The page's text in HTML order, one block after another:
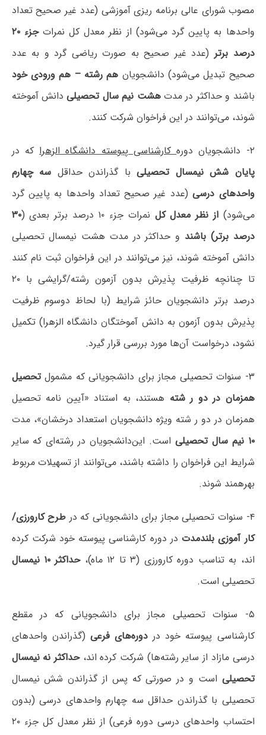
مصوب شورای عالی برنامه ریزی آموزشی (عدد غیر صحیح تعداد
واحدها به پایین گرد می‌شود) از نظر معدل کل نمرات
جزء ۲۰
درصد برتر (عدد غیر صحیح به صورت ریاضی گرد و به عدد
صحیح تبدیل می‌شود) دانشجویان هم رشته – هم ورودی خود
باشند و حداکثر در مدت هشت نیم سال تحصیلی دانش آموخته
شوند، می‌توانند در این فراخوان شرکت کنند.
۲- دانشجویان دوره کارشناسی پیوسته دانشگاه الزهرا که در
پایان شش نیمسال تحصیلی با گذراندن حداقل سه چهارم
واحدهای درسی(عدد غیر صحیح تعداد واحدها به پایین گرد
می‌شود)از نظر معدل کل نمرات جزء ۱۰ درصد برتر بعدی (
۳۰
درصد برتر) باشند و حداکثر در مدت هشت نیمسال تحصیلی
دانش آموخته شوند، نیز می‌توانند در این فراخوان ثبت نام کنند
تا چنانچه ظرفیت پذیرش بدون آزمون رشته/گرایشی با ۲۰
درصد برتر دانشجویان حائز شرایط (با لحاظ دوسوم ظرفیت
پذیرش بدون آزمون به دانش آموختگان دانشگاه الزهرا) تکمیل
نشود، درخواست آن‌ها مورد بررسی قرار گیرد.
۳- سنوات تحصیلی مجاز برای دانشجویانی که مشمول
تحصیل
همزمان در دو ر شته هستند، به استناد «آیین نامه تحصیل
همزمان در دو ر شته ویژه دانشجویان استعداد درخشان»، مدت
۱۰ نیم سال تحصیلی
است. این‌دانشجویان در رشته‌ای که سایر
شرایط این فراخوان را داشته باشند، می‌توانند از تسهیلات مربوط
بهرهمند شوند.
۴- سنوات تحصیلی مجاز برای دانشجویانی که در
طرح کارورزی/
کار آموزی بلندمدتدر دوره کارشناسی پیوسته خود شرکت کرده
اند، به تناسب دوره کارورزی (۳ تا ۱۲ ماه)،
حداکثر ۱۰ نیمسال
تحصیلی است.
۵- سنوات تحصیلی مجاز برای دانشجویانی که در مقطع
کارشناسی پیوسته خود دردوره‌های فرعی (گذراندن واحدهای
درسی مازاد از سایر رشته‌ها) شرکت کرده اند،حداکثر نه نیمسال
تحصیلی است و در صورتی که پس از گذراندن شش نیمسال
تحصیلی با گذراندن حداقل سه چهارم واحدهای درسی (بدون
احتساب واحدهای درسی دوره فرعی) از نظر معدل کل جزء ۲۰